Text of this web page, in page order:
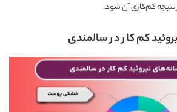
کم‌کاری آن شود.
کم کار در سالمندی